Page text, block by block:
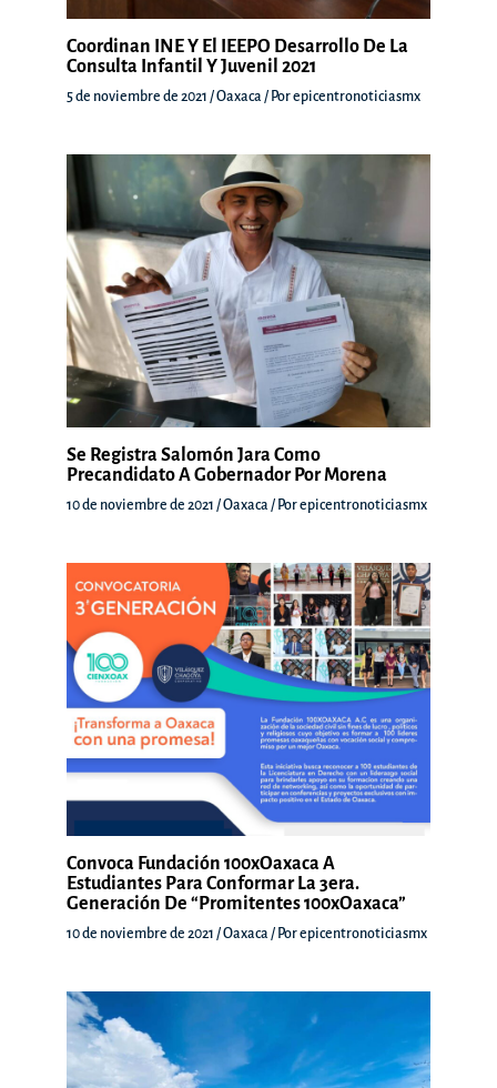
Coordinan INE Y El IEEPO Desarrollo De La
Consulta Infantil Y Juvenil 2021
5 de noviembre de 2021 /Oaxaca / Porepicentronoticiasmx
Se Registra Salomón Jara Como
Precandidato A Gobernador Por Morena
10 de noviembre de 2021 /Oaxaca / Porepicentronoticiasmx
Convoca Fundación 100xOaxaca A
Estudiantes Para Conformar La 3era.
Generación De “Promitentes 100xOaxaca”
10 de noviembre de 2021 /Oaxaca / Porepicentronoticiasmx